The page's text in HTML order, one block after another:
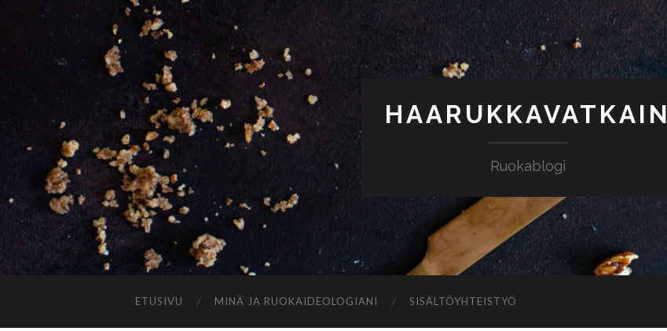
HAARUKKAVATKAIN
Ruokablogi
ETUSIVU MINÄ JA RUOKAIDEOLOGIANI SISÄLTÖYHTEISTYÖ